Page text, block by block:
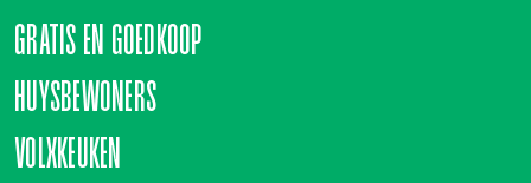
GRATIS EN GOEDKOOP
HUYSBEWONERS
VOLXKEUKEN